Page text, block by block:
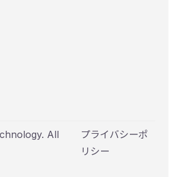
All
プライバシーポ
リシー